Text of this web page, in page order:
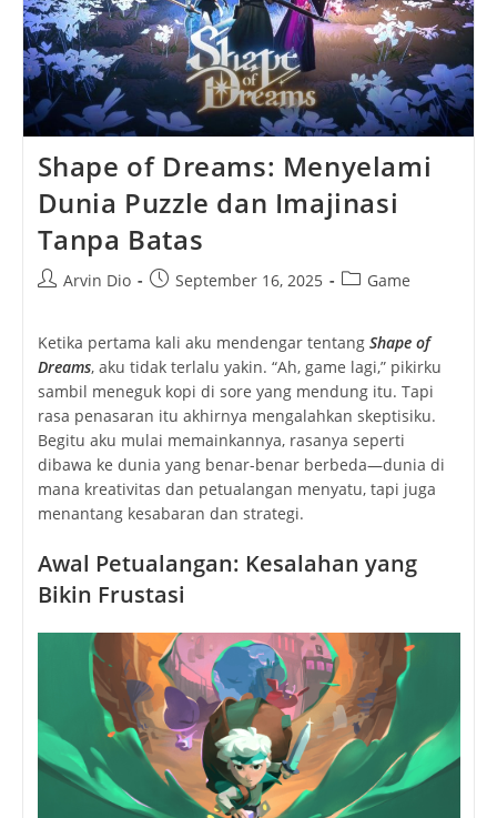
Penuh
Warna
Shape of Dreams: Menyelami
Dunia Puzzle dan Imajinasi
Tanpa Batas
PostArvin Dio
PostSeptember 16, 2025
PostGame
Ketika pertama kali aku mendengar tentang Shape of
Dreams, aku tidak terlalu yakin. “Ah, game lagi,” pikirku
sambil meneguk kopi di sore yang mendung itu. Tapi
rasa penasaran itu akhirnya mengalahkan skeptisiku.
Begitu aku mulai memainkannya, rasanya seperti
dibawa ke dunia yang benar-benar berbeda—dunia di
mana kreativitas dan petualangan menyatu, tapi juga
menantang kesabaran dan strategi.
Awal Petualangan: Kesalahan yang
Bikin Frustasi